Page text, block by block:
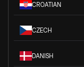
CROATIAN
CZECH
DANISH